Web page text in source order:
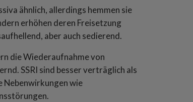
ähnlich, allerdings hemmen sie
erhöhen deren Freisetzung
aber auch sedierend.
die Wiederaufnahme von
SSRI sind besser verträglich als
Nebenwirkungen wie